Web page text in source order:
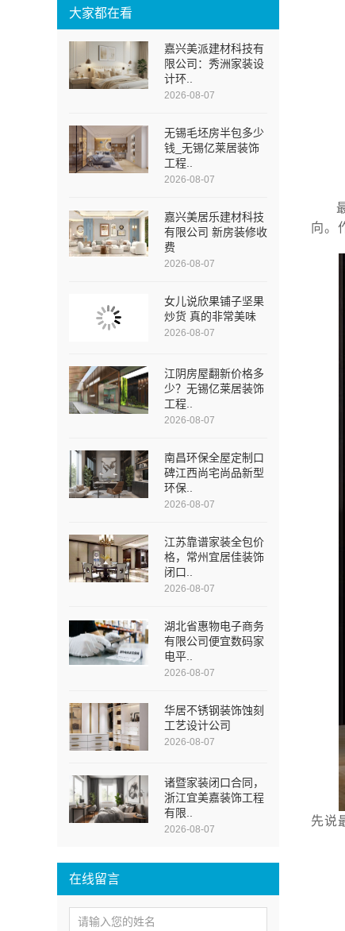
大家都在看
嘉兴美派建材科技有
限公司：秀洲家装设
计环..
2026-08-07
无锡毛坯房半包多少
钱_无锡亿莱居装饰
工程..
2026-08-07
嘉兴美居乐建材科技
有限公司 新房装修收
费
2026-08-07
女儿说欣果铺子坚果
炒货 真的非常美味
2026-08-07
江阴房屋翻新价格多
少？无锡亿莱居装饰
工程..
2026-08-07
南昌环保全屋定制口
碑江西尚宅尚品新型
环保..
2026-08-07
江苏靠谱家装全包价
格，常州宜居佳装饰
闭口..
2026-08-07
湖北省惠物电子商务
有限公司便宜数码家
电平..
2026-08-07
华居不锈钢装饰蚀刻
工艺设计公司
2026-08-07
诸暨家装闭口合同，
浙江宜美嘉装饰工程
有限..
2026-08-07
在线留言
向。
先说